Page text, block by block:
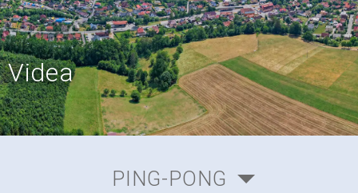
Videa
PING-PONG